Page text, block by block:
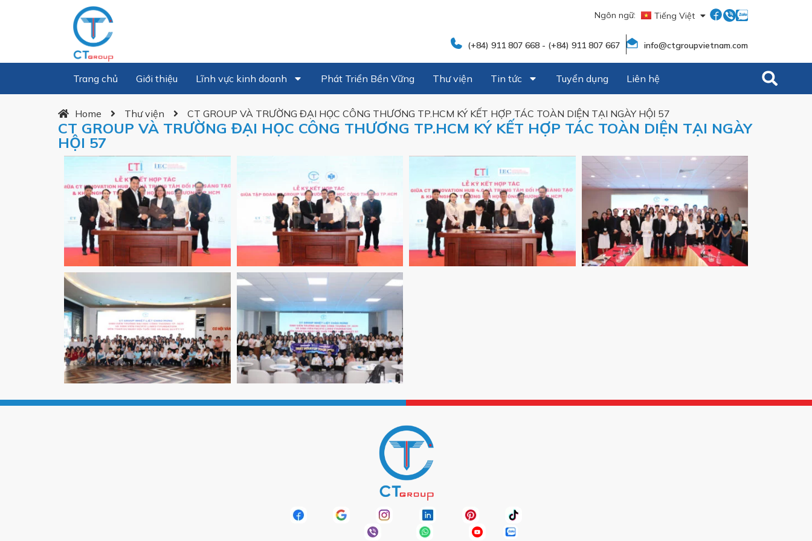
Ngôn ngữ: Tiếng Việt
English
(+84) 911 807 668 - (+84) 911 807 667 info@ctgroupvietnam.com
Trang chủ Giới thiệu Lĩnh vực kinh doanh Phát Triển Bền Vững Thư viện Tin tức Tuyển dụng Liên hệ
Home Thư viện CT GROUP VÀ TRƯỜNG ĐẠI HỌC CÔNG THƯƠNG TP.HCM KÝ KẾT HỢP TÁC TOÀN DIỆN TẠI NGÀY HỘI 57
CT GROUP VÀ TRƯỜNG ĐẠI HỌC CÔNG THƯƠNG TP.HCM KÝ KẾT HỢP TÁC TOÀN DIỆN TẠI NGÀY
HỘI 57